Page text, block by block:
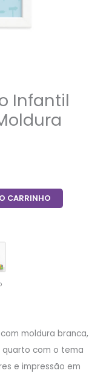
Infantil
CARRINHO
moldura branca,
com o tema
e impressão em